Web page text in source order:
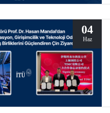
04
Haz